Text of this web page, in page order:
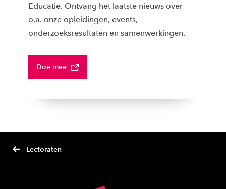
Educatie. Ontvang het laatste nieuws over
o.a. onze opleidingen, events,
onderzoeksresultaten en samenwerkingen.
Doe mee
Lectoraten